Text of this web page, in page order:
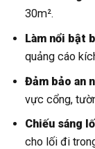
30m².
Làm nổi bật
quảng cáo
Đảm bảo an
vực cổng,
Chiếu sáng
cho lối đi